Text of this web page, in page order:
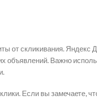
от скликивания. Яндекс
объявлений. Важно
Если вы замечаете,